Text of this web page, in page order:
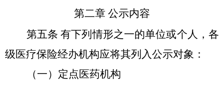
第二章 公示内容
第五条 有下列情形之一的单位或个人，各
级医疗保险经办机构应将其列入公示对象：
（一）定点医药机构